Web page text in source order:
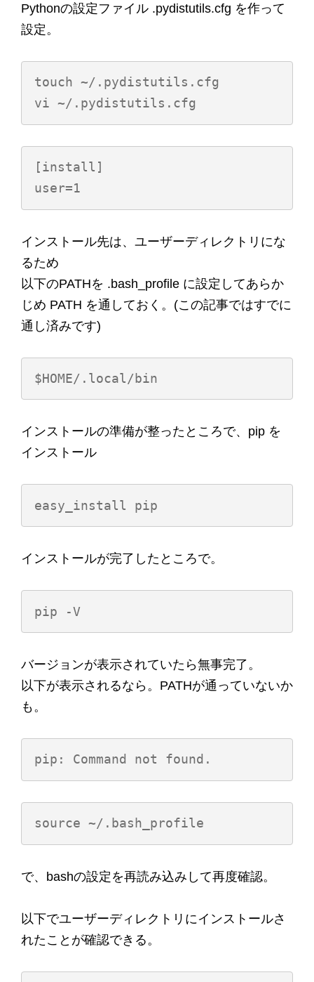
Pythonの設定ファイル .pydistutils.cfg を作って
設定。
touch ~/.pydistutils.cfg
[install]
インストール先は、ユーザーディレクトリにな
るため
以下のPATHを .bash_profile に設定してあらか
じめ PATH を通しておく。(この記事ではすでに
通し済みです)
インストールの準備が整ったところで、pip を
インストール
インストールが完了したところで。
バージョンが表示されていたら無事完了。
以下が表示されるなら。PATHが通っていないか
も。
で、bashの設定を再読み込みして再度確認。
以下でユーザーディレクトリにインストールさ
れたことが確認できる。